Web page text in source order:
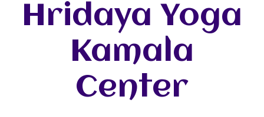
Hridaya Yoga
Kamala
Center